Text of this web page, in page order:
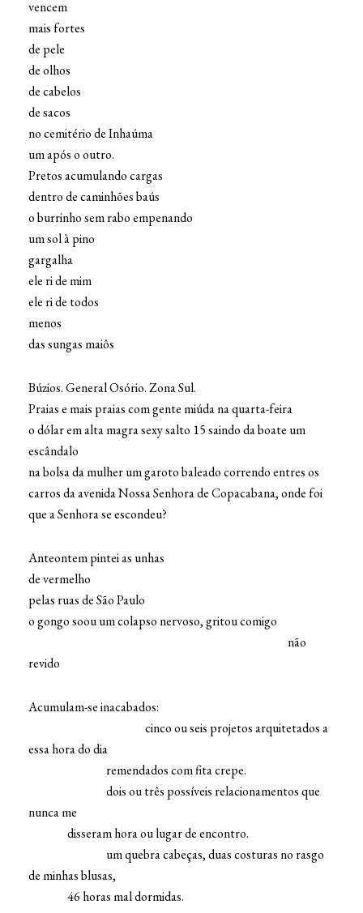
vencem
mais fortes
de pele
de olhos
de cabelos
de sacos
no cemitério de Inhaúma
um após o outro.
Pretos acumulando cargas
dentro de caminhões baús
o burrinho sem rabo empenando
um sol à pino
gargalha
ele ri de mim
ele ri de todos
menos
das sungas maiôs
Búzios. General Osório. Zona Sul.
Praias e mais praias com gente miúda na quarta-feira
o dólar em alta magra sexy salto 15 saindo da boate um
escândalo
na bolsa da mulher um garoto baleado correndo entres os
carros da avenida Nossa Senhora de Copacabana, onde foi
que a Senhora se escondeu?
Anteontem pintei as unhas
de vermelho
pelas ruas de São Paulo
o gongo soou um colapso nervoso, gritou comigo
não
revido
Acumulam-se inacabados:
cinco ou seis projetos arquitetados a
essa hora do dia
remendados com fita crepe.
dois ou três possíveis relacionamentos que
nunca me
disseram hora ou lugar de encontro.
um quebra cabeças, duas costuras no rasgo
de minhas blusas,
46 horas mal dormidas.